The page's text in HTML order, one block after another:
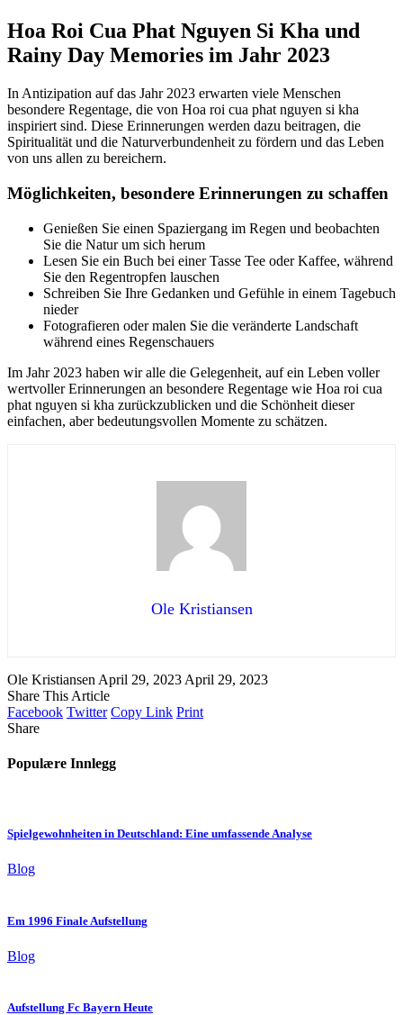
Hoa Roi Cua Phat Nguyen Si Kha und
Rainy Day Memories im Jahr 2023
In Antizipation auf das Jahr 2023 erwarten viele Menschen
besondere Regentage, die von Hoa roi cua phat nguyen si kha
inspiriert sind. Diese Erinnerungen werden dazu beitragen, die
Spiritualität und die Naturverbundenheit zu fördern und das Leben
von uns allen zu bereichern.
Möglichkeiten, besondere Erinnerungen zu schaffen
Genießen Sie einen Spaziergang im Regen und beobachten
Sie die Natur um sich herum
Lesen Sie ein Buch bei einer Tasse Tee oder Kaffee, während
Sie den Regentropfen lauschen
Schreiben Sie Ihre Gedanken und Gefühle in einem Tagebuch
nieder
Fotografieren oder malen Sie die veränderte Landschaft
während eines Regenschauers
Im Jahr 2023 haben wir alle die Gelegenheit, auf ein Leben voller
wertvoller Erinnerungen an besondere Regentage wie Hoa roi cua
phat nguyen si kha zurückzublicken und die Schönheit dieser
einfachen, aber bedeutungsvollen Momente zu schätzen.
Ole Kristiansen
Ole Kristiansen April 29, 2023 April 29, 2023
Share This Article
Facebook Twitter Copy Link Print
Share
Populære Innlegg
Spielgewohnheiten in Deutschland: Eine umfassende Analyse
Blog
Em 1996 Finale Aufstellung
Blog
Aufstellung Fc Bayern Heute